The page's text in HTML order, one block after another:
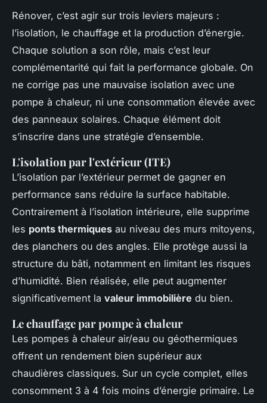
Rénover, c’est agir sur trois leviers majeurs :
l’isolation, le chauffage et la production d’énergie.
Chaque solution a son rôle, mais c’est leur
complémentarité qui fait la performance globale. On
ne corrige pas une mauvaise isolation avec une
pompe à chaleur, ni une consommation élevée avec
des panneaux solaires. Chaque élément doit
s’inscrire dans une stratégie d’ensemble.
L'isolation par l'extérieur (ITE)
L’isolation par l’extérieur permet de gagner en
performance sans réduire la surface habitable.
Contrairement à l’isolation intérieure, elle supprime
les ponts thermiques au niveau des murs mitoyens,
des planchers ou des angles. Elle protège aussi la
structure du bâti, notamment en limitant les risques
d’humidité. Bien réalisée, elle peut augmenter
significativement la valeur immobilière du bien.
Le chauffage par pompe à chaleur
Les pompes à chaleur air/eau ou géothermiques
offrent un rendement bien supérieur aux
chaudières classiques. Sur un cycle complet, elles
consomment 3 à 4 fois moins d’énergie primaire. Le